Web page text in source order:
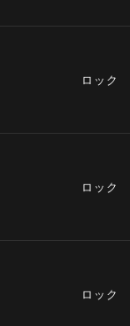
ロック
ロック
ロック